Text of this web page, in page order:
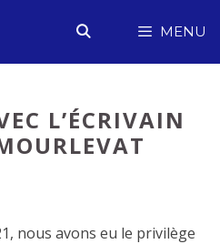
MENU
L’ÉCRIVAIN
nous avons eu le privilège